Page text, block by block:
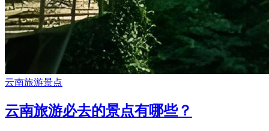
云南旅游景点
云南旅游必去的景点有哪些？